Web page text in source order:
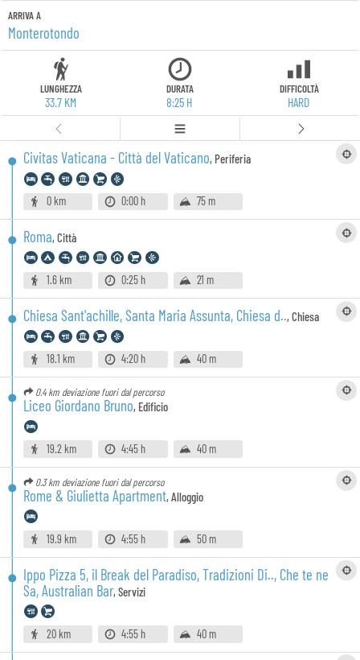
ARRIVA A
Monterotondo
LUNGHEZZA
33.7 KM
DURATA
8:25 H
DIFFICOLTÀ
HARD
Civitas Vaticana - Città del Vaticano, Periferia
0 km 0:00 h 75 m
Roma,Città
1.6 km 0:25 h 21 m
Chiesa Sant'achille, Santa Maria Assunta, Chiesa d..,Chiesa
18.1 km 4:20 h 40 m
0.4 km deviazione fuori dal percorso
Liceo Giordano Bruno, Edificio
19.2 km 4:45 h 40 m
0.3 km deviazione fuori dal percorso
Rome & Giulietta Apartment,Alloggio
19.9 km 4:55 h 50 m
Ippo Pizza 5, il Break del Paradiso, Tradizioni Di.., Che te ne
Sa, Australian Bar,Servizi
20 km 4:55 h 40 m